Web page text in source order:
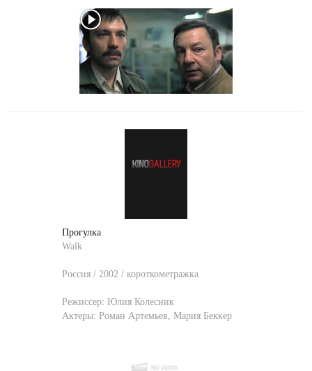
Прогулка
Walk
Россия / 2002 / короткометражка
Режиссер: Юлия Колесник
Актеры: Роман Артемьев Мария Беккер